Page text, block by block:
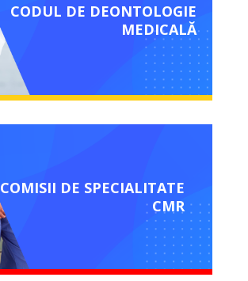
CODUL DE DEONTOLOGIE
MEDICALĂ
COMISII DE SPECIALITATE
CMR